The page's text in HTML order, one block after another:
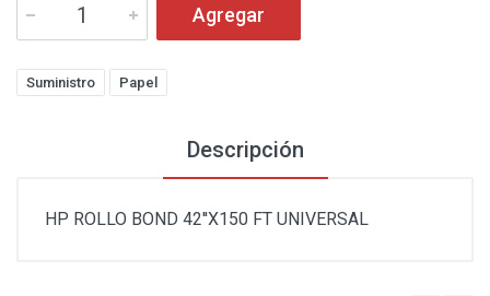
Agregar
Suministro Papel
Descripción
HP ROLLO BOND 42''X150 FT UNIVERSAL